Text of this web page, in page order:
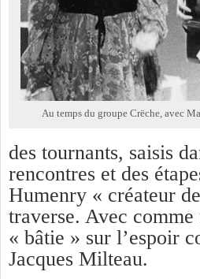
Au temps du groupe Crëche, avec
des tournants, saisis
rencontres et des
Humenry « créateur
traverse. Avec
« bâtie » sur l’espoir
Jacques Milteau.